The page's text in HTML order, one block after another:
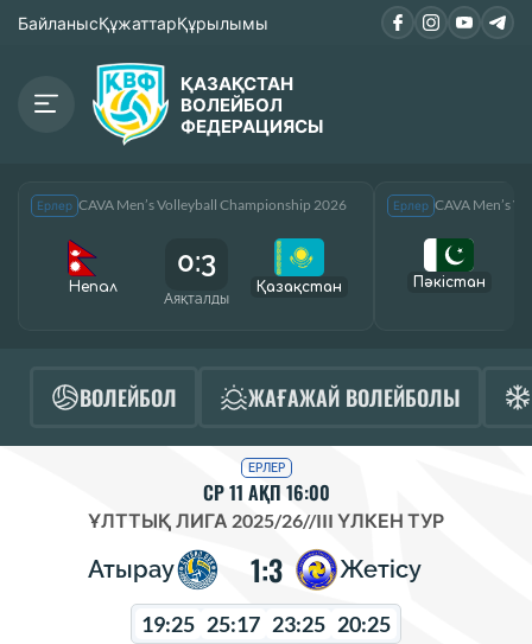
БайланысҚұжаттарҚұрылымы
ҚАЗАҚСТАН
ВОЛЕЙБОЛ
ФЕДЕРАЦИЯСЫ
Ерлер CAVA Men’s Volleyball Championship 2026
Непал
0:3
Аяқталды
Қазақcтан
Ерлер CAVA Men’s
Пәкістан
ВОЛЕЙБОЛ ЖАҒАЖАЙ ВОЛЕЙБОЛЫ
ЕРЛЕР
СР 11 АҚП 16:00
ҰЛТТЫҚ ЛИГА 2025/26//III ҮЛКЕН ТУР
Атырау 1:3 Жетісу
19:25 25:17 23:25 20:25